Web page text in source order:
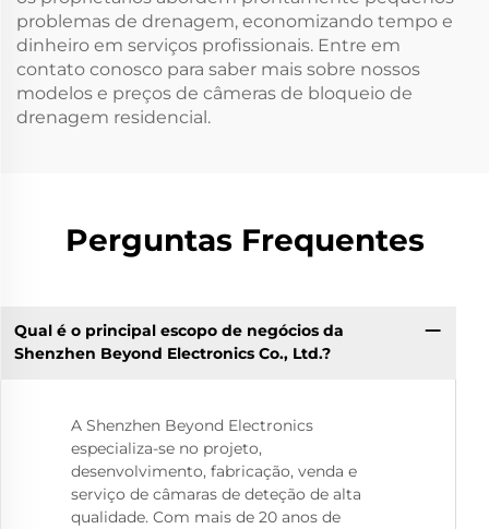
problemas de drenagem, economizando tempo e
dinheiro em serviços profissionais. Entre em
contato conosco para saber mais sobre nossos
modelos e preços de câmeras de bloqueio de
drenagem residencial.
Perguntas Frequentes
Qual é o principal escopo de negócios da
Shenzhen Beyond Electronics Co., Ltd.?
A Shenzhen Beyond Electronics
especializa-se no projeto,
desenvolvimento, fabricação, venda e
serviço de câmaras de deteção de alta
qualidade. Com mais de 20 anos de